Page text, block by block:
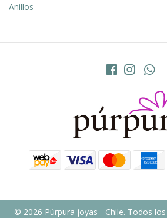
Anillos
© 2026 Púrpura joyas - Chile. Todos